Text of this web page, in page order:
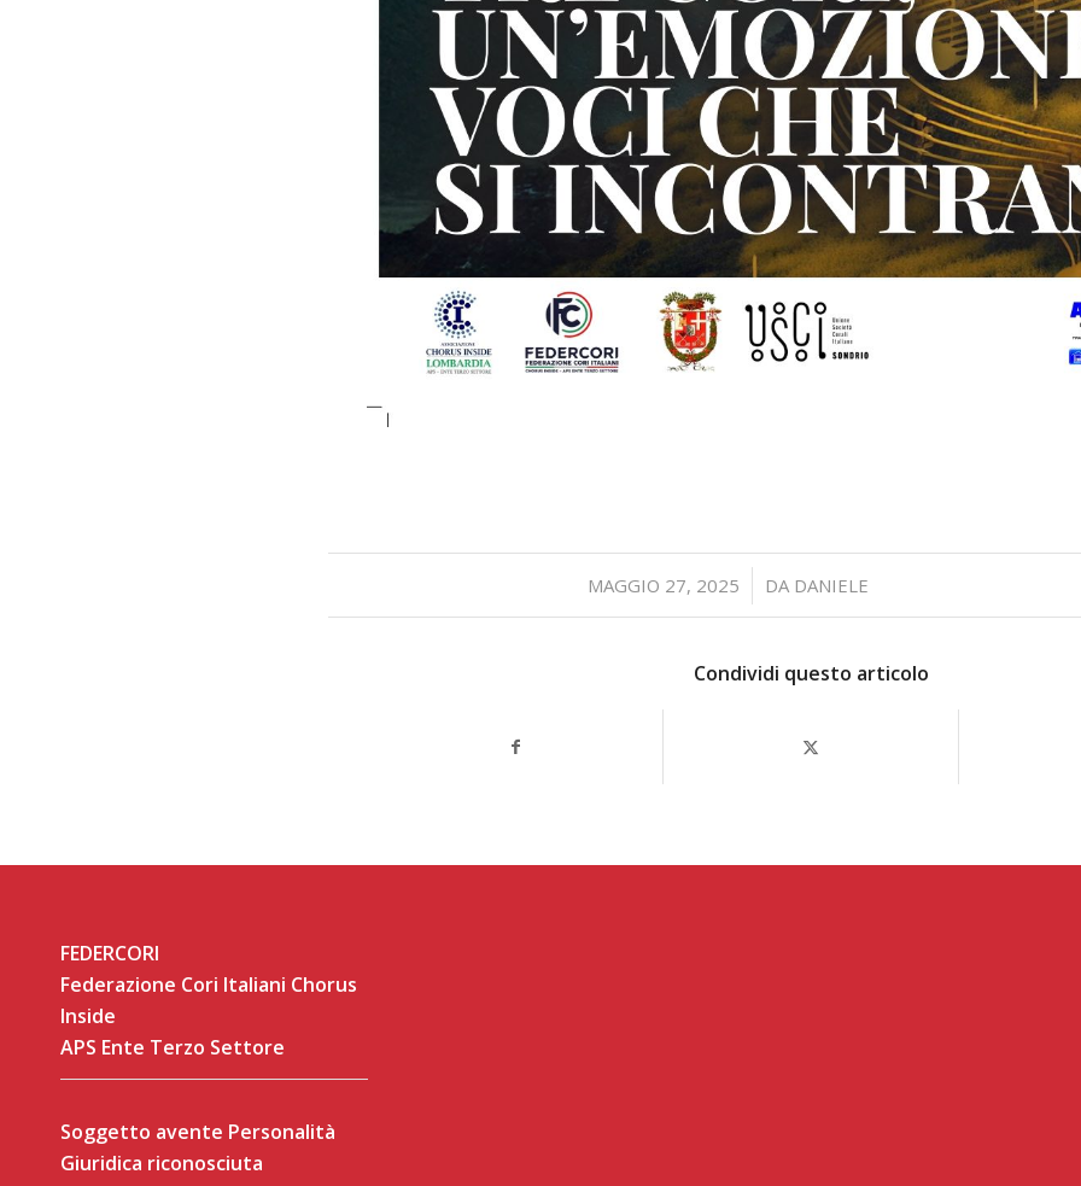
MAGGIO 27, 2025
/ DA DANIELE
Condividi questo articolo
FEDERCORI
Federazione Cori Italiani Chorus
Inside
APS Ente Terzo Settore
Soggetto avente Personalità
Giuridica riconosciuta